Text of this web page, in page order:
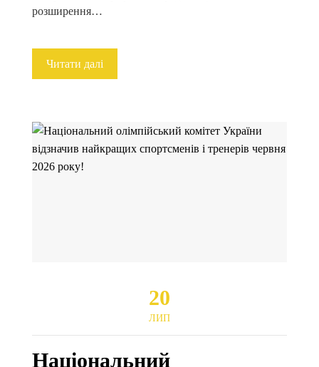
розширення…
Читати далі
20
ЛИП
Національний